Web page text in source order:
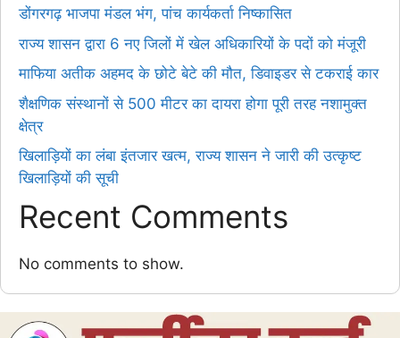
डोंगरगढ़ भाजपा मंडल भंग, पांच कार्यकर्ता निष्कासित
राज्य शासन द्वारा 6 नए जिलों में खेल अधिकारियों के पदों को मंजूरी
माफिया अतीक अहमद के छोटे बेटे की मौत, डिवाइडर से टकराई कार
शैक्षणिक संस्थानों से 500 मीटर का दायरा होगा पूरी तरह नशामुक्त
क्षेत्र
खिलाड़ियों का लंबा इंतजार खत्म, राज्य शासन ने जारी की उत्कृष्ट
खिलाड़ियों की सूची
Recent Comments
No comments to show.